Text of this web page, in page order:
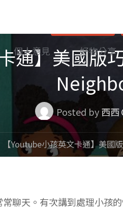
個人意見 好物分享
通】美國
Posted by 西西
【Youtube小孩英文卡通】美
聊天。有次講到處理小孩